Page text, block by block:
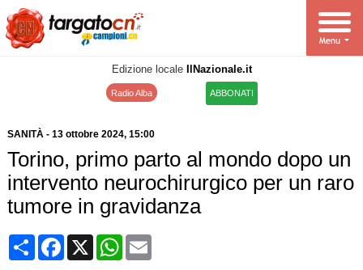
Edizione locale IlNazionale.it
Radio Alba ABBONATI
SANITÀ- 13 ottobre 2024, 15:00
Torino, primo parto al mondo dopo un
intervento neurochirurgico per un raro
tumore in gravidanza
CondividiFacebook
X WhatsApp
Email